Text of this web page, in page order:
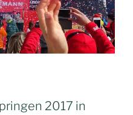
2017 in